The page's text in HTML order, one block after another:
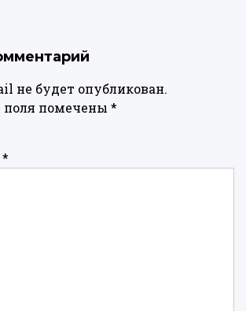
не будет опубликован.
поля помечены *
*